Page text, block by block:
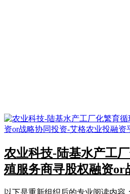
农业科技-陆基水产工
殖服务商寻股权融资or
以下是重新组织后的专业阅读内容